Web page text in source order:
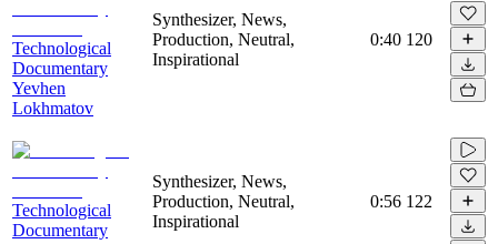
Technological
Documentary
Yevhen
Lokhmatov
Synthesizer, News,
Production, Neutral,
Inspirational
0:40 120
Technological
Documentary
Synthesizer, News,
Production, Neutral,
Inspirational
0:56 122